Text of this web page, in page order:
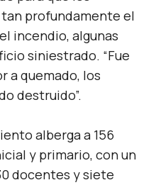
profundamente el
incendio, algunas
siniestrado. “Fue
a quemado, los
destruido”.
alberga a 156
y primario, con un
docentes y siete